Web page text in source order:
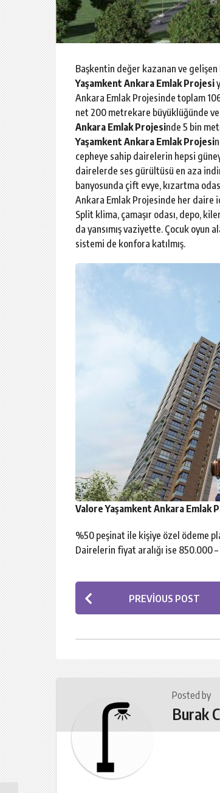
Başkentin değer kazanan ve
Yaşamkent Ankara Emlak Projesi
Ankara Emlak Projesinde toplam
net 200 metrekare büyüklüğünde
Ankara Emlak Projesinde 5 bin
Yaşamkent Ankara Emlak Projesi
cepheye sahip dairelerin hepsi
dairelerde ses gürültüsü en aza
banyosunda çift evye, kızartma
Ankara Emlak Projesinde her daire
Split klima, çamaşır odası, depo,
da yansımış vaziyette. Çocuk oyun
sistemi de konfora katılmış.
Valore Yaşamkent Ankara Emlak
%50 peşinat ile kişiye özel ödeme
Dairelerin fiyat aralığı ise 850.000
P
o
P
i
a
PREVIOUS POST
Posted by
Burak